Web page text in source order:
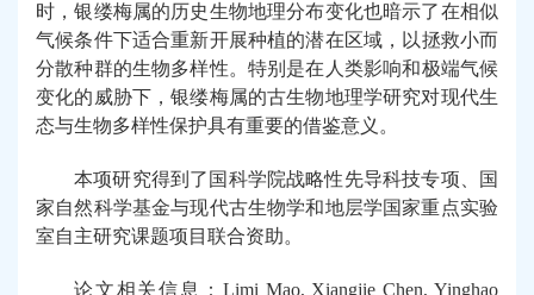
时，银缕梅属的历史生物地理分布变化也暗示了在相似
气候条件下适合重新开展种植的潜在区域，以拯救小而
分散种群的生物多样性。 特别是在人类影响和极端气候
变化的威胁下，银缕梅属的古生物地理学研究对现代生
态与生物多样性保护具有重要的借鉴意义。
本项研究得到了国科学院战略性先导科技专项、国
家自然科学基金与现代古生物学和地层学国家重点实验
室自主研究课题项目联合资助。
论文相关信息： Limi Mao, Xiangjie Chen, Yinghao